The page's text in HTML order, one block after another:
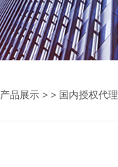
产品展示 > > 国内授权代理